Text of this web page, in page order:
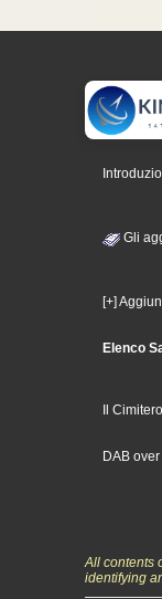
Gli
[+]
Elenco
Il
DAB
All contents
identifying